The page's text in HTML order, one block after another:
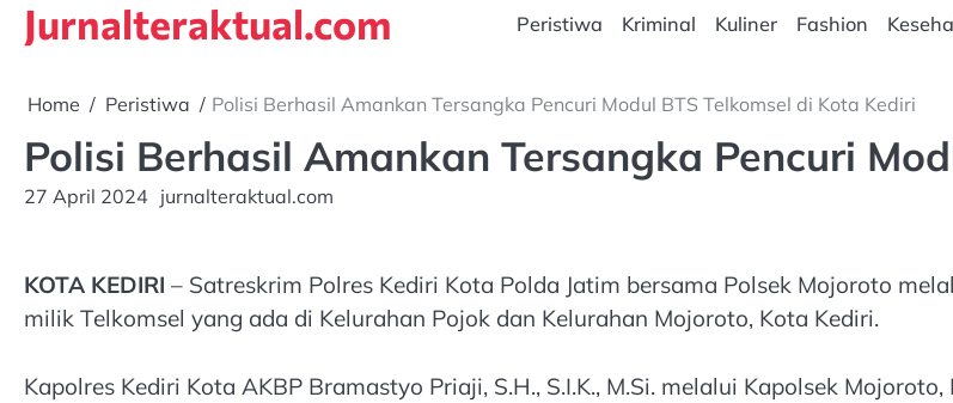
SkipJurnalteraktual.com Peristiwa Kriminal Kuliner Fashion
Home Peristiwa Polisi Berhasil Amankan Tersangka Pencuri Modul BTS Telkomsel di Kota Kediri
Polisi Berhasil Amankan Tersangka Pencuri
27 April 2024 jurnalteraktual.com
KOTA KEDIRI – Satreskrim Polres Kediri Kota Polda Jatim bersama Polsek Mojoroto
milik Telkomsel yang ada di Kelurahan Pojok dan Kelurahan Mojoroto, Kota Kediri.
Kapolres Kediri Kota AKBP Bramastyo Priaji, S.H., S.I.K., M.Si. melalui Kapolsek